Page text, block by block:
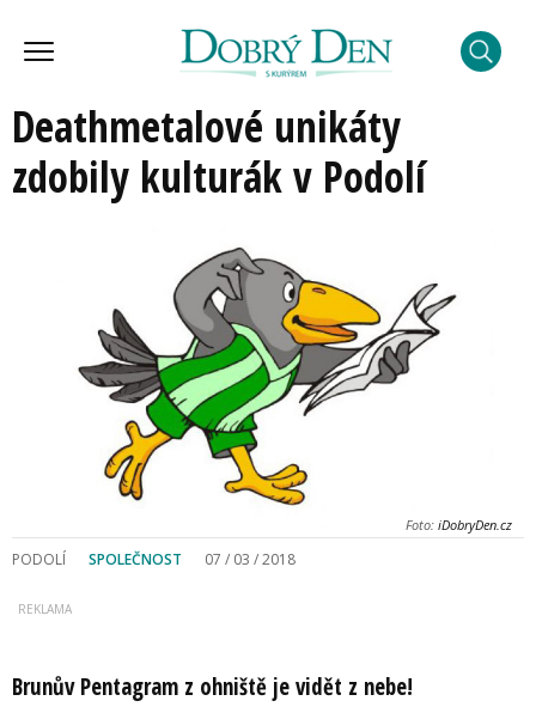
Deathmetalové unikáty
zdobily kulturák v Podolí
Foto: iDobryDen.cz
PODOLÍ SPOLEČNOST 07 / 03 / 2018
Brunův Pentagram z ohniště je vidět z nebe!